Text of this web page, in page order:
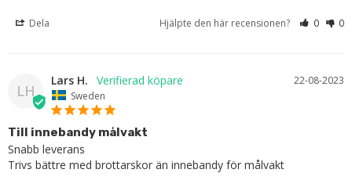
Dela Hjälpte den här recensionen? 0 0
LH
22-08-2023
Lars H.
Sweden
Till innebandy målvakt
Snabb leverans
Trivs bättre med brottarskor än innebandy för målvakt